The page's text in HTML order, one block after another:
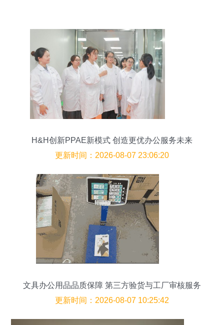
H&H创新PPAE新模式 创造更优办公服务未来
更新时间：2026-08-07 23:06:20
文具办公用品品质保障 第三方验货与工厂审核服务
全解析
更新时间：2026-08-07 10:25:42